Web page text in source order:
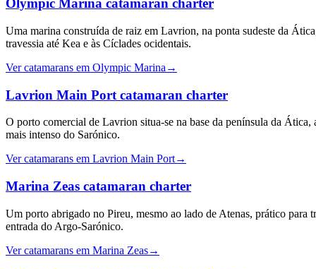
Olympic Marina catamaran charter
Uma marina construída de raiz em Lavrion, na ponta sudeste da
travessia até Kea e às Cíclades ocidentais.
Ver catamarans em Olympic Marina →
Lavrion Main Port catamaran charter
O porto comercial de Lavrion situa-se na base da península da
mais intenso do Sarónico.
Ver catamarans em Lavrion Main Port→
Marina Zeas catamaran charter
Um porto abrigado no Pireu, mesmo ao lado de Atenas, prático para
entrada do Argo-Sarónico.
Ver catamarans em Marina Zeas→